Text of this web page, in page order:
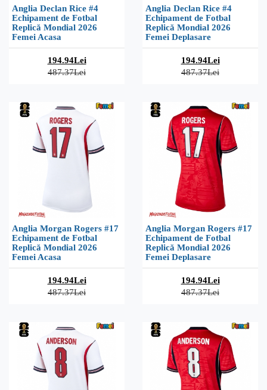
Anglia Declan Rice #4
Echipament de Fotbal
Replică Mondial 2026
Femei Acasa
194.94Lei
487.37Lei
Anglia Declan Rice #4
Echipament de Fotbal
Replică Mondial 2026
Femei Deplasare
194.94Lei
487.37Lei
Anglia Morgan Rogers #17
Echipament de Fotbal
Replică Mondial 2026
Femei Acasa
194.94Lei
487.37Lei
Anglia Morgan Rogers #17
Echipament de Fotbal
Replică Mondial 2026
Femei Deplasare
194.94Lei
487.37Lei